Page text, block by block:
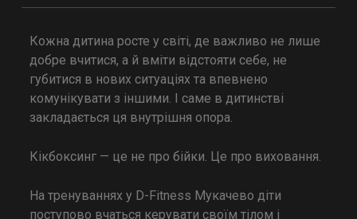
Кожна дитина росте у світі, де важливо не лише
добре вчитися, а й вміти відстояти себе, не
губитися в нових ситуаціях та впевнено
комунікувати з іншими. І саме в дитинстві
закладається ця внутрішня опора.
Кікбоксинг — це не про бійки. Це про виховання.
На тренуваннях у D-Fitness Мукачево діти
поступово вчаться керувати своїм тілом і